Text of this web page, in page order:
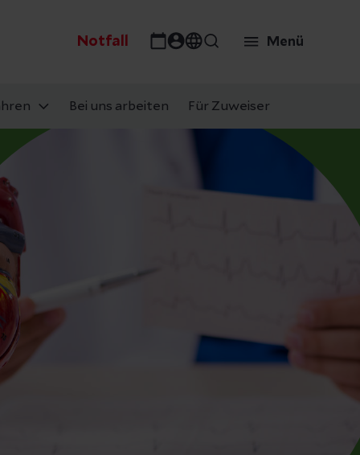
Notfall Menü
Bei uns arbeiten Für Zuweiser